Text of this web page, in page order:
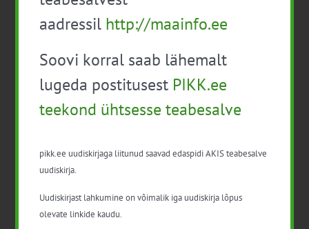
Infopäev “Kuidas saada parem ülevaade
analüüsi abil” Koopia
10:00-15:15
Agronoomia konverents 2023
N
ÜPP võrgustiku töötuba: Kohanemine
muutuvate ilmastikutingimustega ja
aadressil http://maainfo.ee
Soovi korral saab lähemalt
lugeda postitusest PIKK.ee
teekond ühtsesse teabesalve
pikk.ee uudiskirjaga liitunud saavad edaspidi AKIS teabesalve
uudiskirja.
Uudiskirjast lahkumine on võimalik iga uudiskirja lõpus
olevate linkide kaudu.